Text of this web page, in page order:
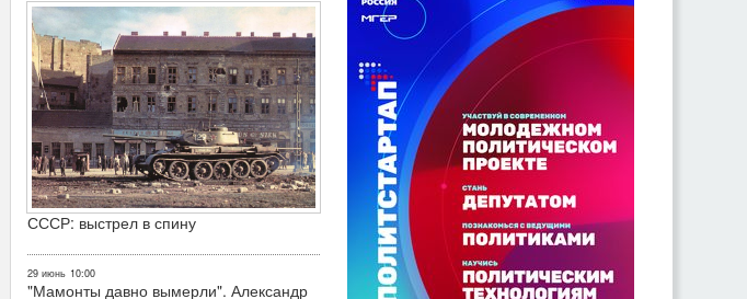
СССР: выстрел в спину
29 июнь 10:00
"Мамонты давно вымерли". Александр